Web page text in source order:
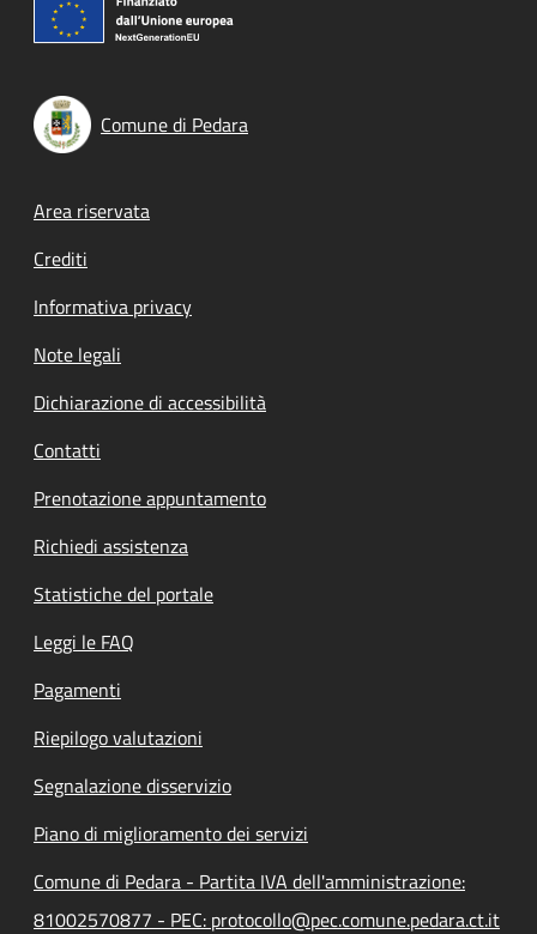
Comune di Pedara
Footer menu
Area riservata
Crediti
Informativa privacy
Note legali
Dichiarazione di accessibilità
Contatti
Prenotazione appuntamento
Richiedi assistenza
Statistiche del portale
Leggi le FAQ
Pagamenti
Riepilogo valutazioni
Segnalazione disservizio
Piano di miglioramento dei servizi
Comune di Pedara - Partita IVA dell'amministrazione:
81002570877 - PEC: protocollo@pec.comune.pedara.ct.it